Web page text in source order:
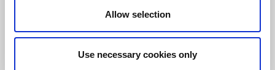
Allow selection
Use necessary cookies only
Falköping